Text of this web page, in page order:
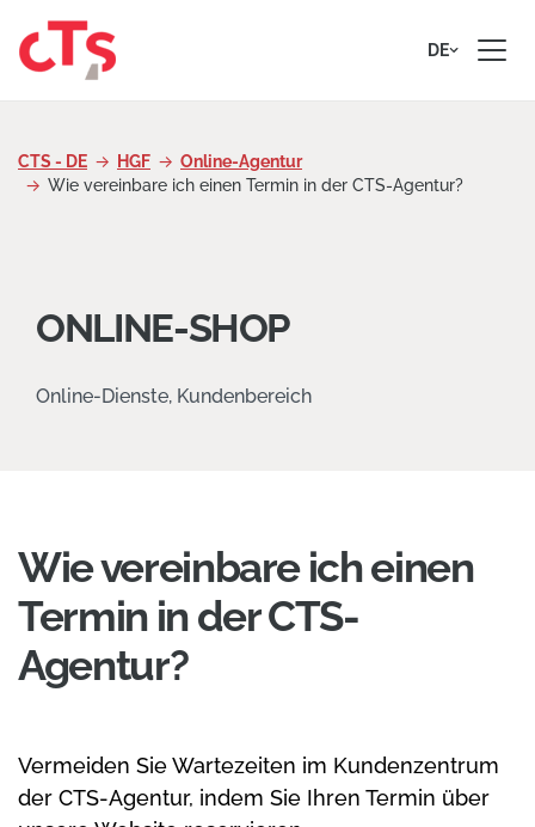
DE
CTS - DE HGF
Online-Agentur
Wie vereinbare ich einen Termin in der CTS-Agentur?
ONLINE-SHOP
Online-Dienste, Kundenbereich
Wie vereinbare ich einen
Termin in der CTS-
Agentur?
Vermeiden Sie Wartezeiten im Kundenzentrum
der CTS-Agentur, indem Sie Ihren Termin über